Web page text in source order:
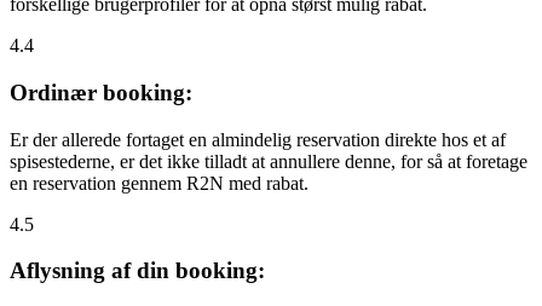
forskellige brugerprofiler for at opnå størst mulig rabat.
4.4
Ordinær booking:
Er der allerede fortaget en almindelig reservation direkte hos et af
spisestederne, er det ikke tilladt at annullere denne, for så at foretage
en reservation gennem R2N med rabat.
4.5
Aflysning af din booking: